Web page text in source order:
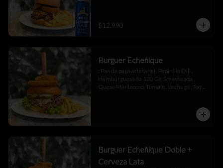
$12.990
Burguer Echeñique
: Pan de papa artesanal , Pepinillo Dill ,
Hamburguesa de 120 Gr, Smasheada ,
Queso Mantecoso, Tomate , Lechuga , Toque
Burguer Echeñique Doble +
Cerveza Lata